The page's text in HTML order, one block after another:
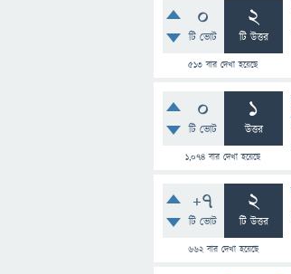
0
টি ভোট
2
টি উত্তর
513 বার দেখা হয়েছে
0
টি ভোট
1
উত্তর
1,074 বার দেখা হয়েছে
+7
টি ভোট
2
টি উত্তর
662বার দেখা হয়েছে